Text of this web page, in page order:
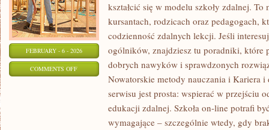
FEBRUARY - 6 - 2026
COMMENTS OFFON
NAUCZANIE
HYBRYDOWE
kształcić się w modelu szkoły zdalnej.
kursantach, rodzicach oraz pedagogach,
codzienność zdalnych lekcji. Jeśli
ogólników, znajdziesz tu poradniki, które
dobrych nawyków i sprawdzonych
Nowatorskie metody nauczania i Kariera i
serwisu jest prosta: wspierać w przejściu
edukacji zdalnej. Szkoła on-line potrafi
wymagające – szczególnie wtedy, gdy